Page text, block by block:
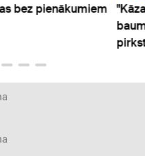
bez pienākumiem